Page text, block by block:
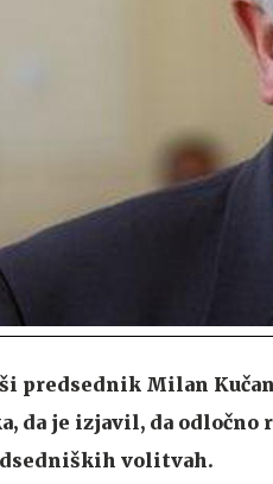
predsednik Milan
da je izjavil, da
volitvah.